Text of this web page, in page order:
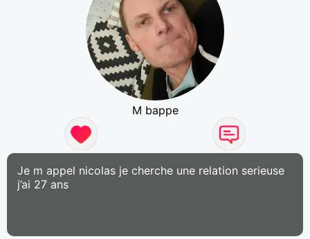
M bappe
Je m appel nicolas je cherche une relation serieuse
j’ai 27 ans